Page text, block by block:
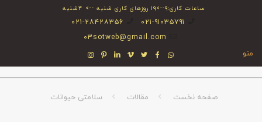
ساعات کاری:۹-->۱۹ روزهای کاری شنبه --> ۴شنبه
۰۲۱-۹۱۰۳۵۷۹۱
۰۲۱-۲۸۴۲۸۳۵۶
03sotweb@gmail.com
منو
صفحه نخست مقالات سلامتی حیوانات